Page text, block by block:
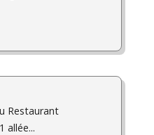
Restaurant
allée...